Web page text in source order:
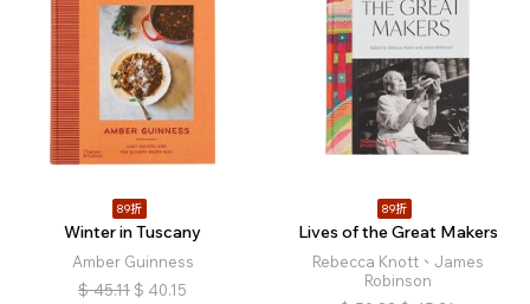
89折
Winter in Tuscany
Amber Guinness
$ 45.11 $ 40.15
89折
Lives of the Great Makers
Rebecca Knott、James
Robinson